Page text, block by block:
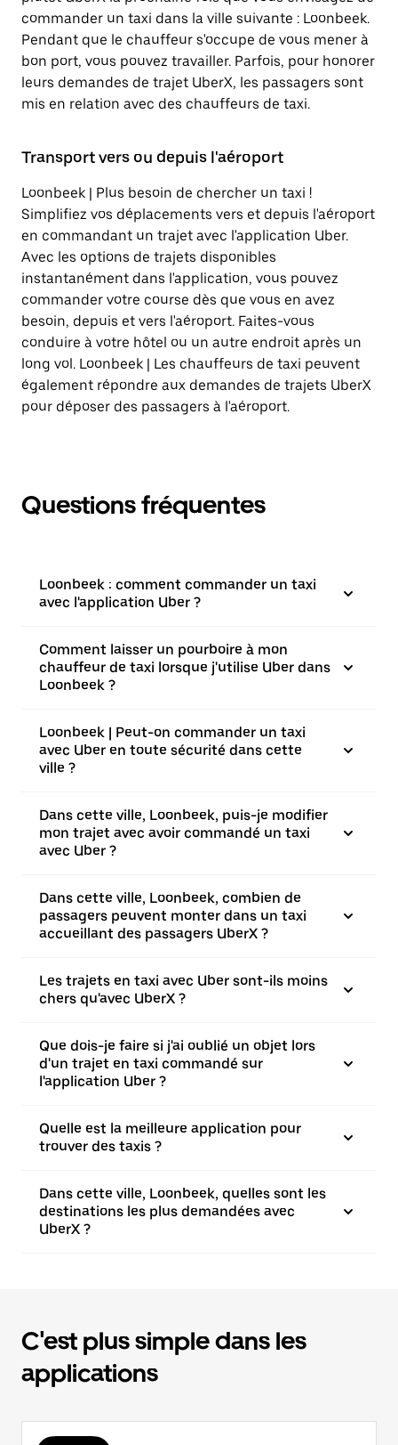
commander un taxi dans la ville suivante : Loonbeek.
Pendant que le chauffeur s'occupe de vous mener à
bon port, vous pouvez travailler. Parfois, pour honorer
leurs demandes de trajet UberX, les passagers sont
mis en relation avec des chauffeurs de taxi.
Transport vers ou depuis l'aéroport
Loonbeek | Plus besoin de chercher un taxi !
Simplifiez vos déplacements vers et depuis l'aéroport
en commandant un trajet avec l'application Uber.
Avec les options de trajets disponibles
instantanément dans l'application, vous pouvez
commander votre course dès que vous en avez
besoin, depuis et vers l'aéroport. Faites-vous
conduire à votre hôtel ou un autre endroit après un
long vol. Loonbeek | Les chauffeurs de taxi peuvent
également répondre aux demandes de trajets UberX
pour déposer des passagers à l'aéroport.
Questions fréquentes
Loonbeek : comment commander un taxi
avec l'application Uber ?
Comment laisser un pourboire à mon
chauffeur de taxi lorsque j'utilise Uber dans
Loonbeek ?
Loonbeek | Peut-on commander un taxi
avec Uber en toute sécurité dans cette
ville ?
Dans cette ville, Loonbeek, puis-je modifier
mon trajet avec avoir commandé un taxi
avec Uber ?
Dans cette ville, Loonbeek, combien de
passagers peuvent monter dans un taxi
accueillant des passagers UberX ?
Les trajets en taxi avec Uber sont-ils moins
chers qu'avec UberX ?
Que dois-je faire si j'ai oublié un objet lors
d'un trajet en taxi commandé sur
l'application Uber ?
Quelle est la meilleure application pour
trouver des taxis ?
Dans cette ville, Loonbeek, quelles sont les
destinations les plus demandées avec
UberX ?
C'est plus simple dans les
applications